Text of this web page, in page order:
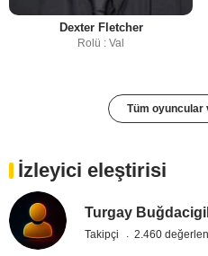
Dexter Fletcher
Rolü : Val
Tüm oyuncular
İzleyici eleştirisi
Turgay Buğdacigil
Takipçi 2.460